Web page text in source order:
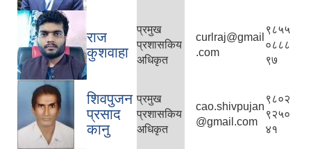
राज
कुशवाहा
प्रमुख
प्रशासकिय
अधिकृत
curlraj@gmail
.com
९८५५
०८८८
९७
शिवपुजन
प्रसाद
कानु
प्रमुख
प्रशासकिय
अधिकृत
cao.shivpujan
@gmail.com
९८०२
९२५०
४१